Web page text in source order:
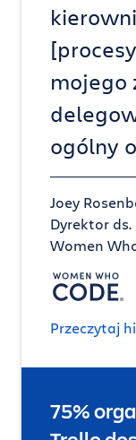
mojego
ogólny
Joey
Dyrektor
Women
Przeczytaj
75%